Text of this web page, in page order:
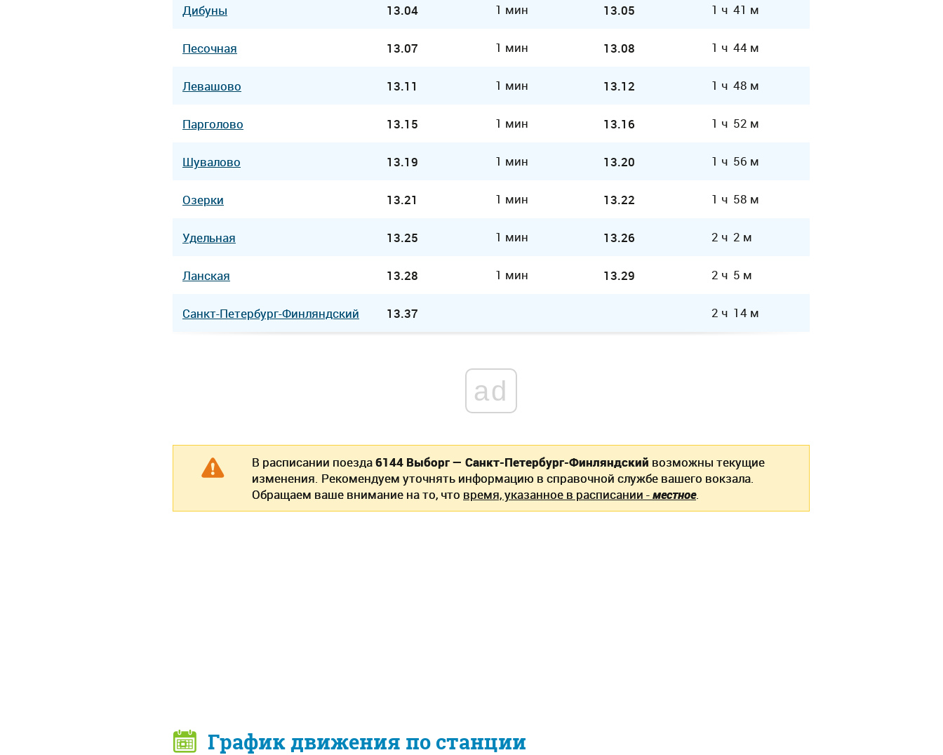
Дибуны 13.04 1 мин 13.05 1 ч 41 м
Песочная 13.07 1 мин 13.08 1 ч 44 м
Левашово 13.11 1 мин 13.12 1 ч 48 м
Парголово 13.15 1 мин 13.16 1 ч 52 м
Шувалово 13.19 1 мин 13.20 1 ч 56 м
Озерки 13.21 1 мин 13.22 1 ч 58 м
Удельная 13.25 1 мин 13.26 2 ч 2 м
Ланская 13.28 1 мин 13.29 2 ч 5 м
Санкт-Петербург-Финляндский 13.37 2 ч 14 м
ad
В расписании поезда6144 Выборг — Санкт-Петербург-Финляндский возможны текущие
изменения. Рекомендуем уточнять информацию в справочной службе вашего вокзала.
Обращаем ваше внимание на то, что время, указанное в расписании -местное.
График движения по станции